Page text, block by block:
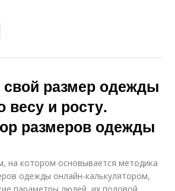
свой размер одежды
весу и росту.
размеров одежды
на котором основывается методика
одежды онлайн-калькулятором,